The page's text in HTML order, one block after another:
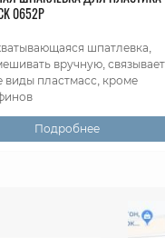
0652Р
шпатлевка,
вручную,
виды пластмасс, кроме
Подробнее